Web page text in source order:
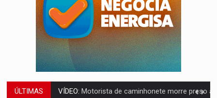
ÚLTIMAS LAZER:Seis lugares gratuitos para aproveitar o fim de semana